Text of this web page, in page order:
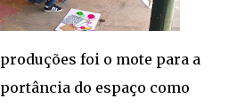
foi o mote para a
do espaço como